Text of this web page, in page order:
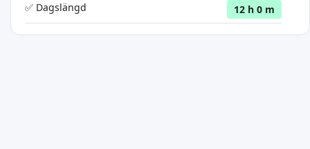
✅ Dagslängd
12 h 0 m